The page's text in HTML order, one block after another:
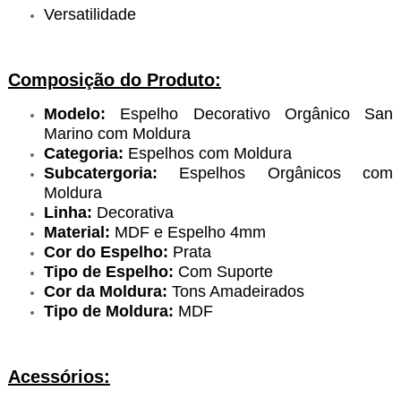
Versatilidade
Composição do Produto:
Modelo: Espelho Decorativo Orgânico San
Marino com Moldura
Categoria: Espelhos com Moldura
Subcatergoria: Espelhos Orgânicos com
Moldura
Linha: Decorativa
Material: MDF e Espelho 4mm
Cor do Espelho: Prata
Tipo de Espelho: Com Suporte
Cor da Moldura: Tons Amadeirados
Tipo de Moldura: MDF
Acessórios: